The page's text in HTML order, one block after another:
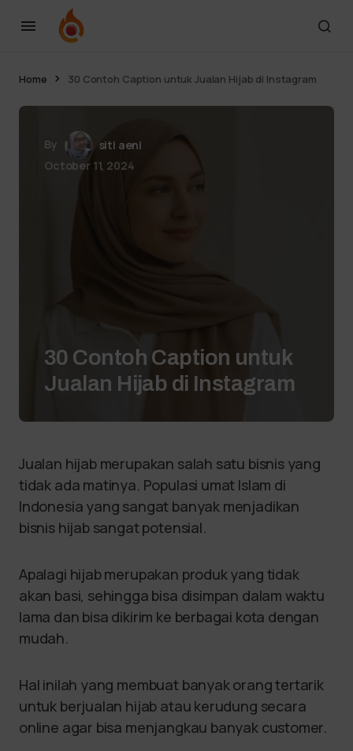
Home 30 Contoh Caption untuk Jualan Hijab di Instagram
By
siti aeni
October 11, 2024
30 Contoh Caption untuk
Jualan Hijab di Instagram
Jualan hijab merupakan salah satu bisnis yang
tidak ada matinya. Populasi umat Islam di
Indonesia yang sangat banyak menjadikan
bisnis hijab sangat potensial.
Apalagi hijab merupakan produk yang tidak
akan basi, sehingga bisa disimpan dalam waktu
lama dan bisa dikirim ke berbagai kota dengan
mudah.
Hal inilah yang membuat banyak orang tertarik
untuk berjualan hijab atau kerudung secara
online agar bisa menjangkau banyak customer.